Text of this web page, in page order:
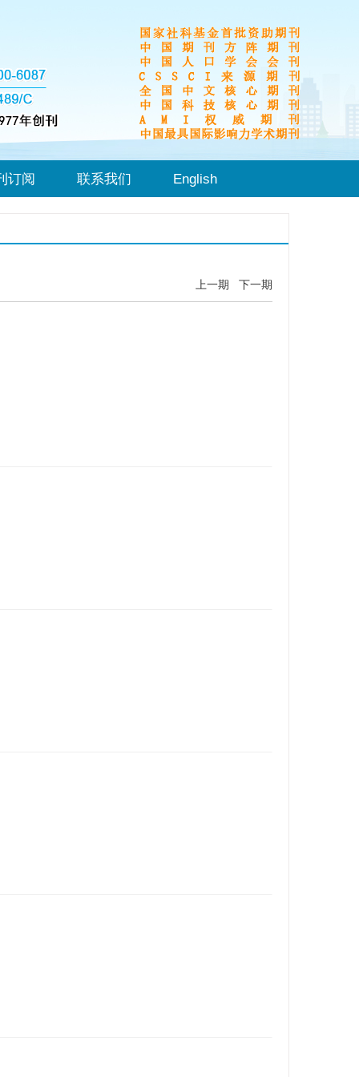
订阅 联系我们 English
上一期 下一期